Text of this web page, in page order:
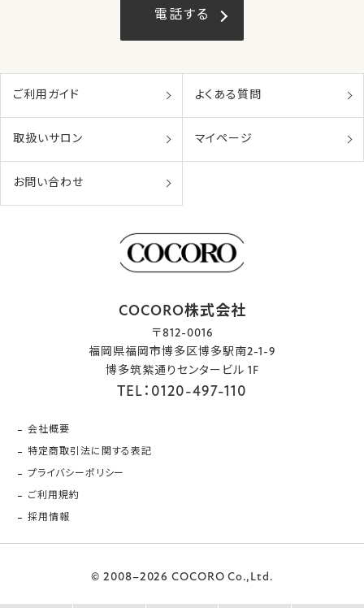
電話する
ご利用ガイド よくある質問
取扱いサロン マイページ
お問い合わせ
COCORO株式会社
〒812-0016
福岡県福岡市博多区博多駅南2-1-9
博多筑紫通りセンタービル 1F
TEL：0120-497-110
会社概要
特定商取引法に関する表記
プライバシーポリシー
ご利用規約
採用情報
© 2008–2026 COCORO Co.,Ltd.